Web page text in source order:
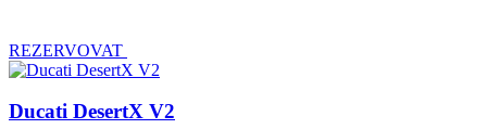
REZERVOVAT
Ducati DesertX V2